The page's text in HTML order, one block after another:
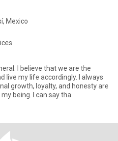
Mexico
I believe that we are the
live my life accordingly. I always
growth, loyalty, and honesty are
being. I can say tha